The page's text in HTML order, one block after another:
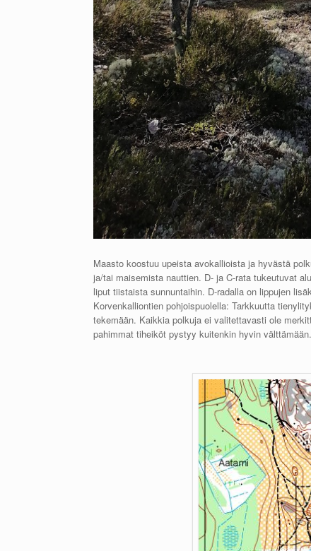
Maasto koostuu upeista avokallioista ja hyvästä
ja/tai maisemista nauttien. D- ja C-rata tukeutuvat
liput tiistaista sunnuntaihin. D-radalla on lippujen
Korvenkalliontien pohjoispuolella: Tarkkuutta
tekemään. Kaikkia polkuja ei valitettavasti ole
pahimmat tiheiköt pystyy kuitenkin hyvin